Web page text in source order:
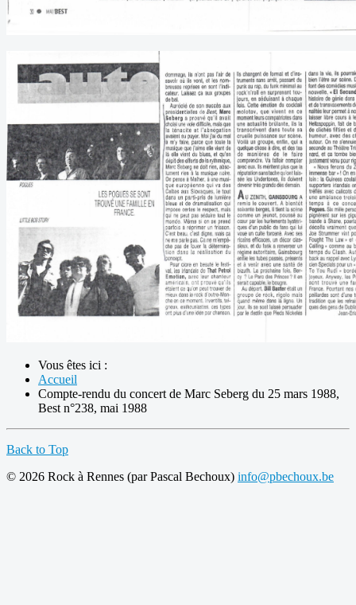
Vous êtes ici :
Accueil
Compte-rendu du concert de Marc Seberg du 25 mars 1988,
Best n°238, mai 1988
Back to Top
© 2026 Rock à Rennes (par Pascal Bechoux) info@pbechoux.be